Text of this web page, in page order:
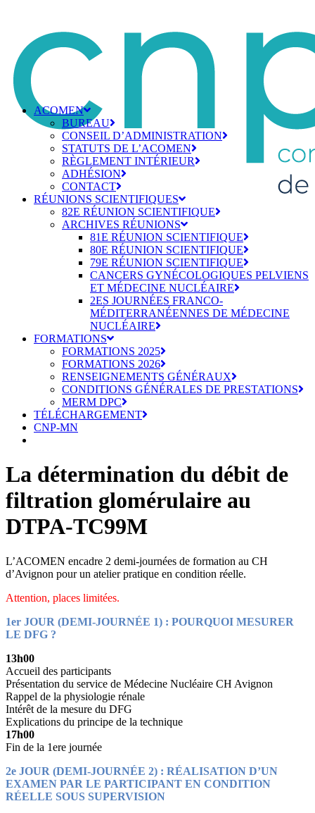
ACOMEN
BUREAU
CONSEIL D’ADMINISTRATION
STATUTS DE L’ACOMEN
RÈGLEMENT INTÉRIEUR
ADHÉSION
CONTACT
RÉUNIONS SCIENTIFIQUES
82E RÉUNION SCIENTIFIQUE
ARCHIVES RÉUNIONS
81E RÉUNION SCIENTIFIQUE
80E RÉUNION SCIENTIFIQUE
79E RÉUNION SCIENTIFIQUE
CANCERS GYNÉCOLOGIQUES PELVIENS
ET MÉDECINE NUCLÉAIRE
2ES JOURNÉES FRANCO-
MÉDITERRANÉENNES DE MÉDECINE
NUCLÉAIRE
FORMATIONS
FORMATIONS 2025
FORMATIONS 2026
RENSEIGNEMENTS GÉNÉRAUX
CONDITIONS GÉNÉRALES DE PRESTATIONS
MERM DPC
TÉLÉCHARGEMENT
CNP-MN
La détermination du débit de
filtration glomérulaire au
DTPA-TC99M
L’ACOMEN encadre 2 demi-journées de formation au CH
d’Avignon pour un atelier pratique en condition réelle.
Attention, places limitées.
1er JOUR (DEMI-JOURNÉE 1) : POURQUOI MESURER
LE DFG ?
13h00
Accueil des participants
Présentation du service de Médecine Nucléaire CH Avignon
Rappel de la physiologie rénale
Intérêt de la mesure du DFG
Explications du principe de la technique
17h00
Fin de la 1ere journée
2e JOUR (DEMI-JOURNÉE 2) : RÉALISATION D’UN
EXAMEN PAR LE PARTICIPANT EN CONDITION
RÉELLE SOUS SUPERVISION